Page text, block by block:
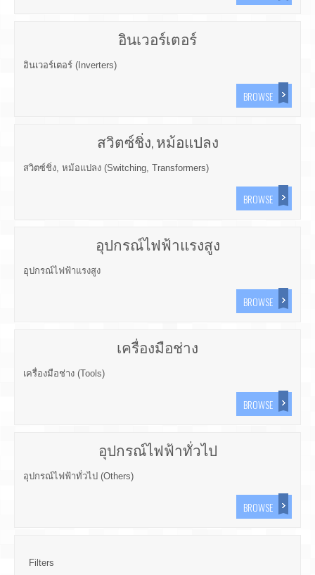
อินเวอร์เตอร์
อินเวอร์เตอร์ (Inverters)
BROWSE
สวิตซ์ชิ่ง, หม้อแปลง
สวิตซ์ชิ่ง, หม้อแปลง (Switching, Transformers)
BROWSE
อุปกรณ์ไฟฟ้าแรงสูง
อุปกรณ์ไฟฟ้าแรงสูง
BROWSE
เครื่องมือช่าง
เครื่องมือช่าง (Tools)
BROWSE
อุปกรณ์ไฟฟ้าทั่วไป
อุปกรณ์ไฟฟ้าทั่วไป (Others)
BROWSE
Filters